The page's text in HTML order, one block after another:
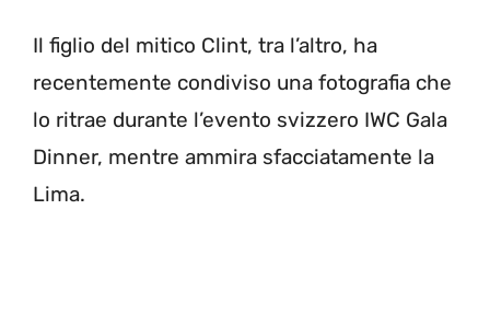
Il figlio del mitico Clint, tra l’altro, ha
recentemente condiviso una fotografia che
lo ritrae durante l’evento svizzero IWC Gala
Dinner, mentre ammira sfacciatamente la
Lima.